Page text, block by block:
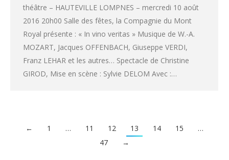
théâtre – HAUTEVILLE LOMPNES – mercredi 10 août
2016 20h00 Salle des fêtes, la Compagnie du Mont
Royal présente : « In vino veritas » Musique de W.-A.
MOZART, Jacques OFFENBACH, Giuseppe VERDI,
Franz LEHAR et les autres… Spectacle de Christine
GIROD, Mise en scène : Sylvie DELOM Avec :…
← 1 … 11 12 13 14 15
…
47
→